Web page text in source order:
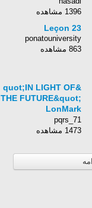
1396 مشاهده
Leçon 23
ponatouniversity
863 مشاهده
&quot;IN LIGHT OF
THE FUTURE&quot;
LonMark
International on
Outdoor Lighting
City Solutions
pqrs_71
1473 مشاهده